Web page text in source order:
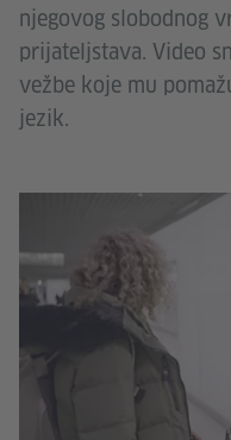
njegovog slobodnog
prijateljstava. Video
vežbe koje mu
jezik.